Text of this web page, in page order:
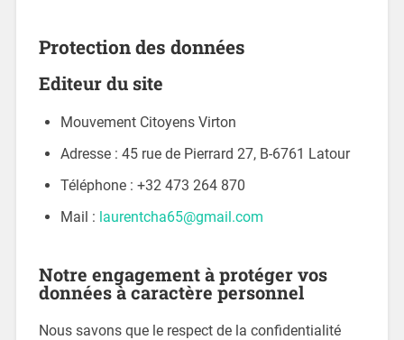
Protection des données
Editeur du site
Mouvement Citoyens Virton
Adresse : 45 rue de Pierrard 27, B-6761 Latour
Téléphone : +32 473 264 870
Mail : laurentcha65@gmail.com
Notre engagement à protéger vos
données à caractère personnel
Nous savons que le respect de la confidentialité